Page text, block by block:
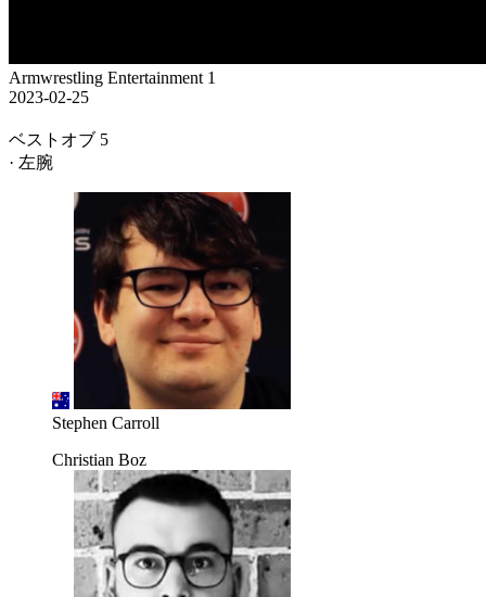
Armwrestling Entertainment 1
2023-02-25
ベストオブ 5
· 左腕
Stephen Carroll
Christian Boz